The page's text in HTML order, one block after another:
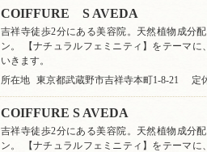
COIFFURE S AVEDA
吉祥寺徒歩2分にある美容院。天然植物成分
ン。 【ナチュラルフェミニティ】をテーマ
いきます。
所在地
東京都武蔵野市吉祥寺本町1-8-21 定
COIFFURE S AVEDA
吉祥寺徒歩2分にある美容院。天然植物成分
ン。 【ナチュラルフェミニティ】をテーマ